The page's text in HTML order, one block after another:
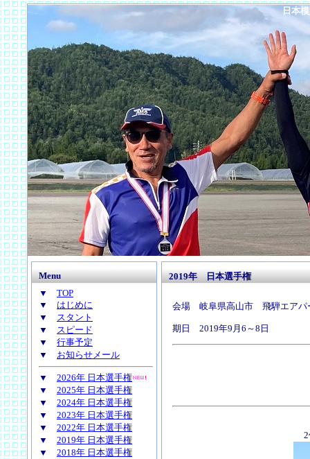
日本
Menu
▼ TOP
▼ はじめに
▼ スタント
▼ スピード
▼ 行事予定
▼ お知らせメール
▼ 2026年 日本選手権
▼ 2025年 日本選手権
▼ 2024年 日本選手権
▼ 2023年 日本選手権
▼ 2022年 日本選手権
▼ 2019年 日本選手権
▼ 2018年 日本選手権
2019年 日本選手権
会場 岐阜県高山市 飛騨エアパ
期日 2019年9月6～8日